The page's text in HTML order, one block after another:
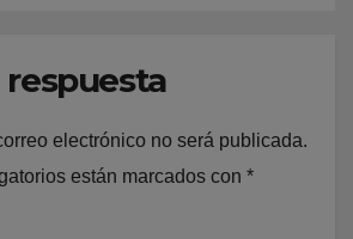
respuesta
electrónico no será publicada.
están marcados con *